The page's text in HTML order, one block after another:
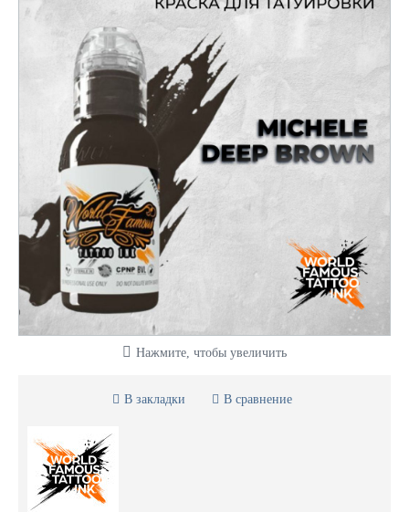
Нажмите, чтобы увеличить
В закладки В сравнение